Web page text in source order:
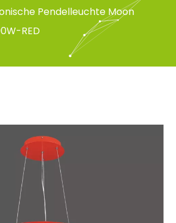
Pendelleuchte Moon
RED